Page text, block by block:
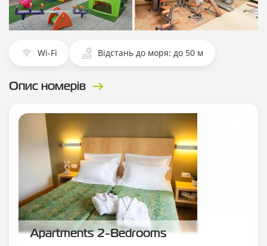
Wi-Fi Відстань до моря: до 50 м
Опис номерів
Apartments 2-Bedrooms